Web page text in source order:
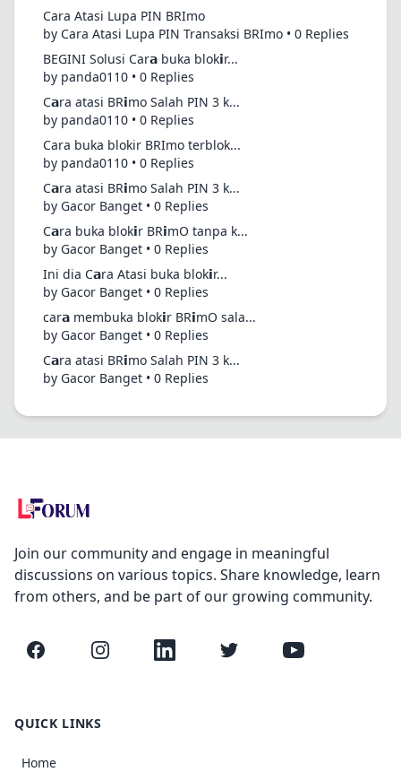
Cara Atasi Lupa PIN BRImo
by Cara Atasi Lupa PIN Transaksi BRImo • 0 Replies
BEGINI Solusi Car𝗮 buka blok𝗶r...
by panda0110 • 0 Replies
C𝗮ra atasi BR𝗶mo Salah PIN 3 k...
by panda0110 • 0 Replies
Cara buka blokir BRImo terblok...
by panda0110 • 0 Replies
C𝗮ra atasi BR𝗶mo Salah PIN 3 k...
by Gacor Banget • 0 Replies
C𝗮ra buka blok𝗶r BR𝗶mO tanpa k...
by Gacor Banget • 0 Replies
Ini dia C𝗮ra Atasi buka blok𝗶r...
by Gacor Banget • 0 Replies
car𝗮 membuka blok𝗶r BR𝗶mO sala...
by Gacor Banget • 0 Replies
C𝗮ra atasi BR𝗶mo Salah PIN 3 k...
by Gacor Banget • 0 Replies
Join our community and engage in meaningful
discussions on various topics. Share knowledge, learn
from others, and be part of our growing community.
Facebook InstagramLinkedIn Twitter YouTube
QUICK LINKS
Home